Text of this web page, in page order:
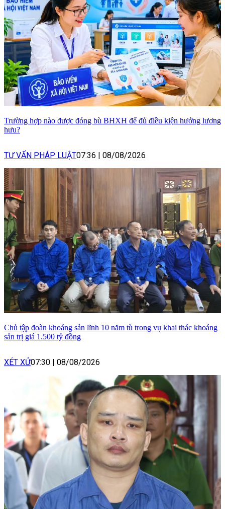
Trường hợp nào được đóng bù BHXH để đủ điều kiện hưởng lương
hưu?
TƯ VẤN PHÁP LUẬT07:36 08/08/2026
Chủ tập đoàn khoáng sản lĩnh 10 năm tù trong vụ khai thác khoáng
sản trị giá 1.500 tỷ đồng
XÉT XỬ07:30 08/08/2026